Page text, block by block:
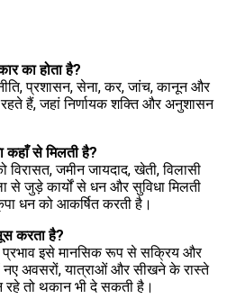
का होता है?
प्रशासन, सेना, कर, जांच, कानून और
हैं, जहां निर्णायक शक्ति और अनुशासन
कहाँ से मिलती है?
विरासत, जमीन जायदाद, खेती, विलासी
से जुड़े कार्यों से धन और सुविधा मिलती
धन को आकर्षित करती है।
करता है?
प्रभाव इसे मानसिक रूप से सक्रिय और
नए अवसरों, यात्राओं और सीखने के रास्ते
तो थकान भी दे सकती है।